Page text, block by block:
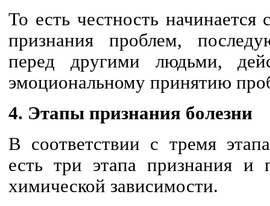
То есть честность начинается
признания проблем,
перед другими людьми,
эмоциональному принятию
4. Этапы признания болезни
В соответствии с тремя
есть три этапа признания и
химической зависимости.